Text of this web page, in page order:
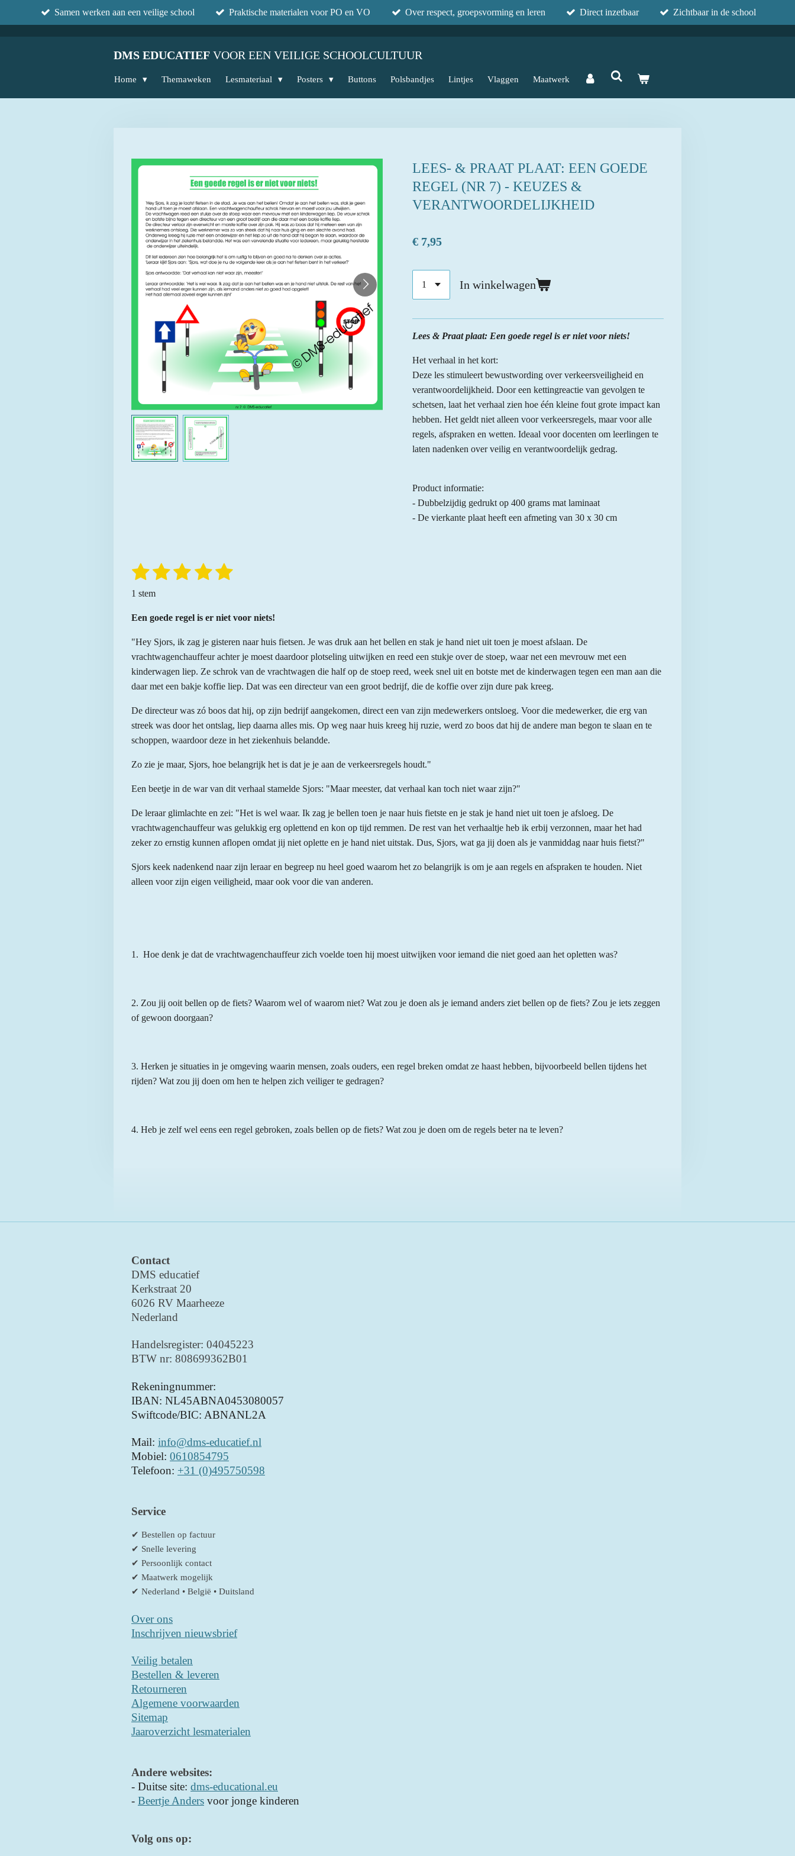
direct
Samen werken aan een veilige school Praktische materialen voor PO en VO Over respect, groepsvorming en leren Direct inzetbaar Zichtbaar in de school
DMS EDUCATIEF VOOR EEN VEILIGE SCHOOLCULTUUR
Home Themaweken Lesmateriaal Posters Buttons Polsbandjes Lintjes Vlaggen Maatwerk
LEES- & PRAAT PLAAT: EEN GOEDE
REGEL (NR 7) - KEUZES &
VERANTWOORDELIJKHEID
€ 7,95
In winkelwagen
Lees & Praat plaat: Een goede regel is er niet voor niets!
Het verhaal in het kort:
Deze les stimuleert bewustwording over verkeersveiligheid en
verantwoordelijkheid. Door een kettingreactie van gevolgen te
schetsen, laat het verhaal zien hoe één kleine fout grote impact kan
hebben. Het geldt niet alleen voor verkeersregels, maar voor alle
regels, afspraken en wetten. Ideaal voor docenten om leerlingen te
laten nadenken over veilig en verantwoordelijk gedrag.
Product informatie:
- Dubbelzijdig gedrukt op 400 grams mat laminaat
- De vierkante plaat heeft een afmeting van 30 x 30 cm
R
t
i
g
:
5
s
e
1
s
t
r
2
s
t
e
r
r
e
n
3
r
r
e
n
4
t
r
r
e
n
5
r
r
e
n
S
e
1 stem
Een goede regel is er niet voor niets!
"Hey Sjors, ik zag je gisteren naar huis fietsen. Je was druk aan het bellen en stak je hand niet uit toen je moest afslaan. De
vrachtwagenchauffeur achter je moest daardoor plotseling uitwijken en reed een stukje over de stoep, waar net een mevrouw met een
kinderwagen liep. Ze schrok van de vrachtwagen die half op de stoep reed, week snel uit en botste met de kinderwagen tegen een man aan die
daar met een bakje koffie liep. Dat was een directeur van een groot bedrijf, die de koffie over zijn dure pak kreeg.
De directeur was zó boos dat hij, op zijn bedrijf aangekomen, direct een van zijn medewerkers ontsloeg. Voor die medewerker, die erg van
streek was door het ontslag, liep daarna alles mis. Op weg naar huis kreeg hij ruzie, werd zo boos dat hij de andere man begon te slaan en te
schoppen, waardoor deze in het ziekenhuis belandde.
Zo zie je maar, Sjors, hoe belangrijk het is dat je je aan de verkeersregels houdt."
Een beetje in de war van dit verhaal stamelde Sjors: "Maar meester, dat verhaal kan toch niet waar zijn?"
De leraar glimlachte en zei: "Het is wel waar. Ik zag je bellen toen je naar huis fietste en je stak je hand niet uit toen je afsloeg. De
vrachtwagenchauffeur was gelukkig erg oplettend en kon op tijd remmen. De rest van het verhaaltje heb ik erbij verzonnen, maar het had
zeker zo ernstig kunnen aflopen omdat jij niet oplette en je hand niet uitstak. Dus, Sjors, wat ga jij doen als je vanmiddag naar huis fietst?"
Sjors keek nadenkend naar zijn leraar en begreep nu heel goed waarom het zo belangrijk is om je aan regels en afspraken te houden. Niet
alleen voor zijn eigen veiligheid, maar ook voor die van anderen.
1. Hoe denk je dat de vrachtwagenchauffeur zich voelde toen hij moest uitwijken voor iemand die niet goed aan het opletten was?
2. Zou jij ooit bellen op de fiets? Waarom wel of waarom niet? Wat zou je doen als je iemand anders ziet bellen op de fiets? Zou je iets zeggen
of gewoon doorgaan?
3. Herken je situaties in je omgeving waarin mensen, zoals ouders, een regel breken omdat ze haast hebben, bijvoorbeeld bellen tijdens het
rijden? Wat zou jij doen om hen te helpen zich veiliger te gedragen?
4. Heb je zelf wel eens een regel gebroken, zoals bellen op de fiets? Wat zou je doen om de regels beter na te leven?
Contact
DMS educatief
Kerkstraat 20
6026 RV Maarheeze
Nederland
Handelsregister: 04045223
BTW nr: 808699362B01
Rekeningnummer:
IBAN: NL45ABNA0453080057
Swiftcode/BIC: ABNANL2A
Mail: info@dms-educatief.nl
Mobiel: 0610854795
Telefoon: +31 (0)495750598
Service
✔ Bestellen op factuur
✔ Snelle levering
✔ Persoonlijk contact
✔ Maatwerk mogelijk
✔ Nederland • België • Duitsland
Over ons
Inschrijven nieuwsbrief
Veilig betalen
Bestellen & leveren
Retourneren
Algemene voorwaarden
Sitemap
Jaaroverzicht lesmaterialen
Andere websites:
- Duitse site: dms-educational.eu
- Beertje Anders voor jonge kinderen
Volg ons op: